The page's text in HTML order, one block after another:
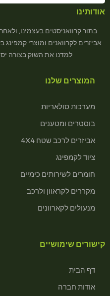
אודותינו
בתור קרוואניסטים בעצמינו,
אביזרים לקרוואנים ומוצרי
למדנו את השוק בצורה
המוצרים שלנו
מערכות סולאריות
בוסטרים ומטענים
אביזרים לרכב שטח 4X4
ציוד לקמפינג
חומרים לשירותים כימיים
מקררים לקראוון ולרכב
מנעולים לקארוונים
קישורים שימושיים
דף הבית
אודות חברה